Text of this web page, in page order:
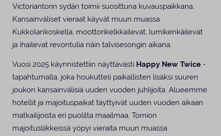
Victoriantorin sydän toimii suosittuna kuvauspaikkana.
Kansainväliset vieraat käyvät muun muassa
Kukkolankoskella, moottorikelkkailevat, lumikenkäilevät
ja ihailevat revontulia näin talvisesongin aikana.
Vuosi 2025 käynnistettiin näyttävästi Happy New Twice -
tapahtumalla, joka houkutteli paikallisten lisäksi suuren
joukon kansainvälisiä uuden vuoden juhlijoita. Alueemme
hotellit ja majoituspaikat täyttyivät uuden vuoden aikaan
matkailijoista eri puolilta maailmaa. Tornion
majoitusliikkeissä yöpyi vieraita muun muassa